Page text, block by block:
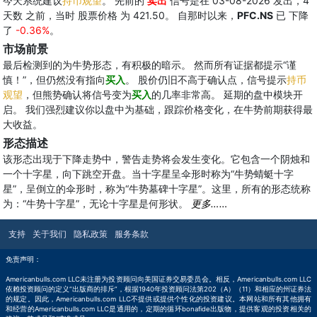
天数 之前，当时 股票价格 为 421.50。 自那时以来， PFC.NS 已 下降
了 -0.36%。
市场前景
最后检测到的为牛势形态，有积极的暗示。 然而所有证据都提示“谨
慎！”，但仍然没有指向买入 。 股价仍旧不高于确认点，信号提示持币
观望 ，但熊势确认将信号变为买入的几率非常高。 延期的盘中模块开
启。 我们强烈建议你以盘中为基础，跟踪价格变化，在牛势前期获得最
大收益。
形态描述
该形态出现于下降走势中，警告走势将会发生变化。它包含一个阴烛和
一个十字星，向下跳空开盘。当十字星呈伞形时称为“牛势蜻蜓十字
星”，呈倒立的伞形时，称为“牛势墓碑十字星”。这里，所有的形态统称
为：“牛势十字星”，无论十字星是何形状。
更多……
支持 关于我们 隐私政策 服务条款
免责声明：
Americanbulls.com LLC未注册为投资顾问向美国证券交易委员会。相反，Americanbulls.com LLC
依赖投资顾问的定义“出版商的排斥”，根据1940年投资顾问法第202（A）（11）和相应的州证券法
的规定。因此，Americanbulls.com LLC不提供或提供个性化的投资建议。本网站和所有其他拥有
和经营的Americanbulls.com LLC是通用的，定期的循环bonafide出版物，提供客观的投资相关的